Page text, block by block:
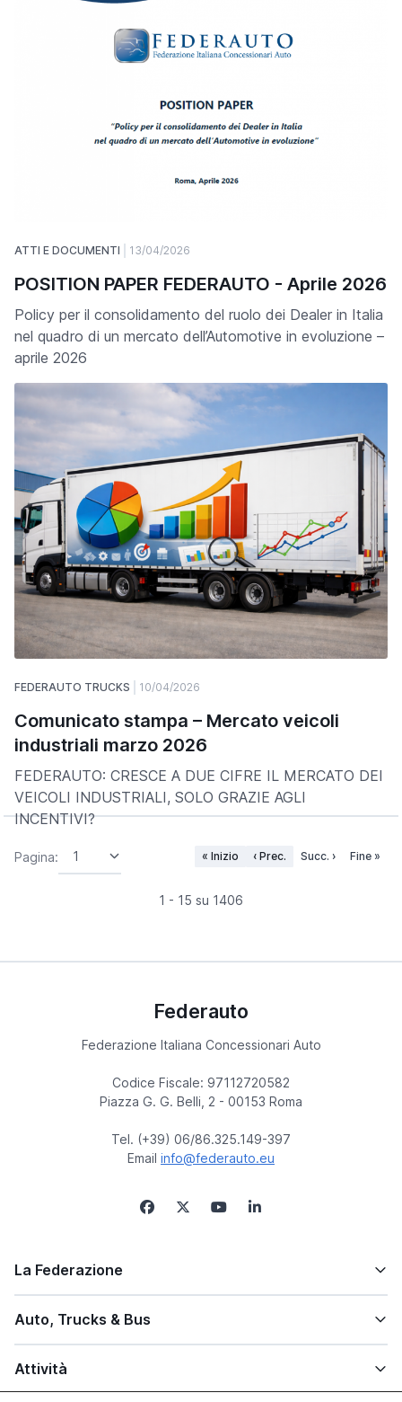
ATTI E DOCUMENTI 13/04/2026
POSITION PAPER FEDERAUTO - Aprile 2026
Policy per il consolidamento del ruolo dei Dealer in Italia
nel quadro di un mercato dell’Automotive in evoluzione –
aprile 2026
FEDERAUTO TRUCKS 10/04/2026
Comunicato stampa – Mercato veicoli
industriali marzo 2026
FEDERAUTO: CRESCE A DUE CIFRE IL MERCATO DEI
VEICOLI INDUSTRIALI, SOLO GRAZIE AGLI
INCENTIVI?
Pagina:
1 - 15 su 1406
« Inizio ‹ Prec. Succ. › Fine »
Federauto
Federazione Italiana Concessionari Auto
Codice Fiscale: 97112720582
Piazza G. G. Belli, 2 - 00153 Roma
Tel. (+39) 06/86.325.149-397
Email info@federauto.eu
La Federazione
Auto, Trucks & Bus
Attività